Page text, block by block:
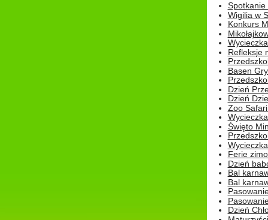
Spotkanie
Wigilia w
Konkurs
Refleksje
Basen
Dzień
Dzień
Zoo
Święto
Ferie
Dzień
Bal
Bal
Dzień